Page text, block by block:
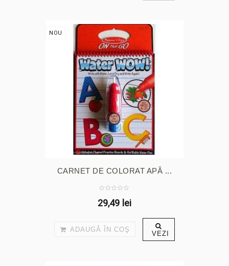
NOU
CARNET DE COLORAT APĂ ...
29,49 lei
ADAUGĂ ÎN COŞ VEZI